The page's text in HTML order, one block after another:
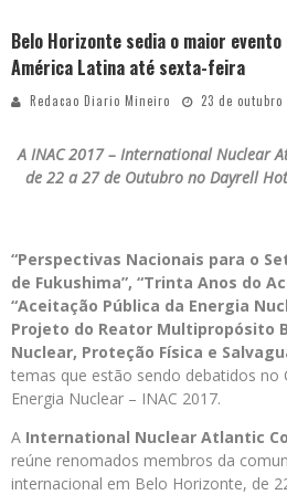
Belo Horizonte sedia o maior
América Latina até sexta-feira
Redacao Diario Mineiro 23 de outubro
A INAC 2017 – International Nuclear
de 22 a 27 de Outubro no Dayrell
“Perspectivas Nacionais para o
de Fukushima”, “Trinta Anos do
“Aceitação Pública da Energia
Projeto do Reator Multipropósito
Nuclear, Proteção Física e
temas que estão sendo debatidos no
Energia Nuclear – INAC 2017.
A International Nuclear Atlantic
reúne renomados membros da
internacional em Belo Horizonte, de